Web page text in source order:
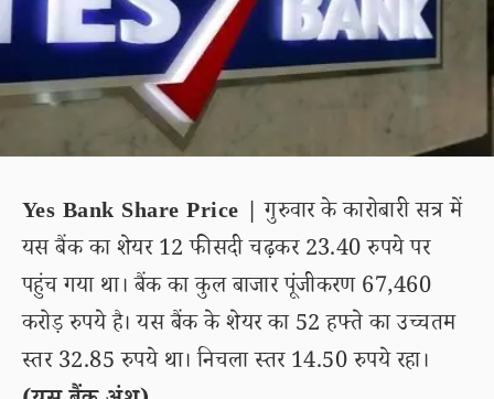
Yes Bank Share Price | गुरुवार के कारोबारी सत्र में
यस बैंक का शेयर 12 फीसदी चढ़कर 23.40 रुपये पर
पहुंच गया था। बैंक का कुल बाजार पूंजीकरण 67,460
करोड़ रुपये है। यस बैंक के शेयर का 52 हफ्ते का उच्चतम
स्तर 32.85 रुपये था। निचला स्तर 14.50 रुपये रहा।